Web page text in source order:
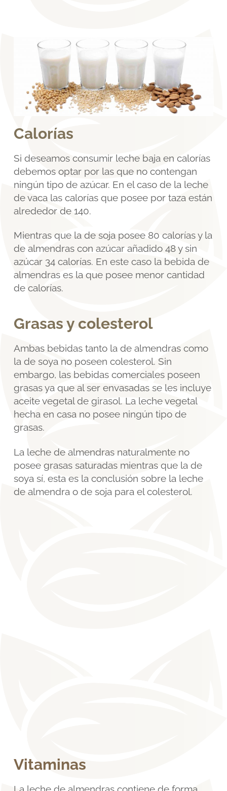
Calorías
Si deseamos consumir leche baja en calorías
debemos optar por las que no contengan
ningún tipo de azúcar. En el caso de la leche
de vaca las calorías que posee por taza están
alrededor de 140.
Mientras que la de soja posee 80 calorías y la
de almendras con azúcar añadido 48 y sin
azúcar 34 calorías. En este caso la bebida de
almendras es la que posee menor cantidad
de calorías.
Grasas y colesterol
Ambas bebidas tanto la de almendras como
la de soya no poseen colesterol. Sin
embargo, las bebidas comerciales poseen
grasas ya que al ser envasadas se les incluye
aceite vegetal de girasol. La leche vegetal
hecha en casa no posee ningún tipo de
grasas.
La leche de almendras naturalmente no
posee grasas saturadas mientras que la de
soya sí, esta es la conclusión sobre la leche
de almendra o de soja para el colesterol.
Vitaminas